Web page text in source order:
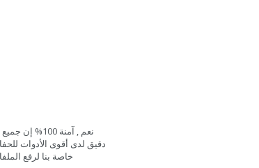
نعم , آمنة 100%
إن جميع
دقيق لدى أقوى الأدوات
خاصة بنا لرفع